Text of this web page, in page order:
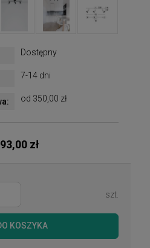
Dostępny
7-14 dni
od 350,00 zł
zł
szt.
KOSZYKA